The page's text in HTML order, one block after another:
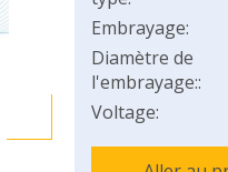
Embrayage:
Diamètre de
l'embrayage::
Voltage: